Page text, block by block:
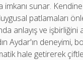
imkanı sunar.
patlamaları
anlayış ve işbirliğini
Aydar'ın deneyimi,
hale getirerek